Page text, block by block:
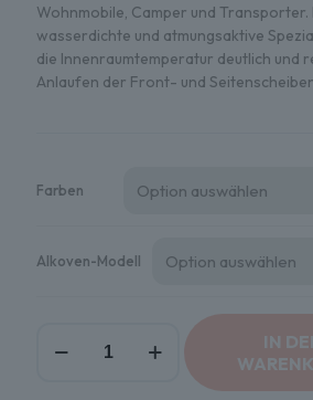
Wohnmobile, Camper und
wasserdichte und atmungsaktive
die Innenraumtemperatur deutlich und
Anlaufen der Front- und
Farben
Alkoven-Modell
Abdeckung
IN